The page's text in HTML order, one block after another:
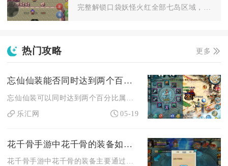
热门攻略 更多
忘仙仙装能否同时达到两个百分比
乐汇网
05-19
花千骨手游中花千骨的装备如何获得